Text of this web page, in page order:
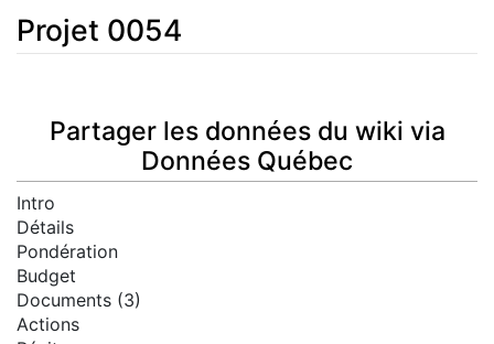
Projet 0054
Partager les données du wiki via
Données Québec
Intro
Détails
Pondération
Budget
Documents (3)
Actions